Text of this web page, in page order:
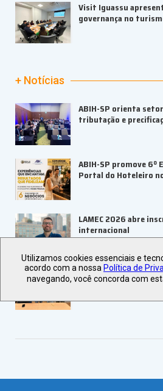
Visit Iguassu
governança no
+ Notícias
ABIH-SP orienta
tributação e
ABIH-SP promove 6º
Portal do Hoteleiro
LAMEC 2026 abre
internacional
UBRAFE e ABRACE
fortalecer feiras e
Utilizamos cookies essenciais e
acordo com a nossa Política de
navegando, você concorda com